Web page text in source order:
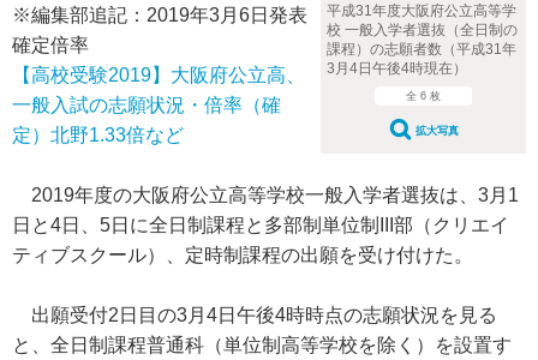
平成31年度大阪府公立高等学
校 一般入学者選抜（全日制の
課程）の志願者数（平成31年
3月4日午後4時現在）
全 6 枚
拡大写真
※編集部追記：2019年3月6日発表
確定倍率
【高校受験2019】大阪府公立高、
一般入試の志願状況・倍率（確
定）北野1.33倍など
2019年度の大阪府公立高等学校一般入学者選抜は、3月1
日と4日、5日に全日制課程と多部制単位制III部（クリエイ
ティブスクール）、定時制課程の出願を受け付けた。
出願受付2日目の3月4日午後4時時点の志願状況を見る
と、全日制課程普通科（単位制高等学校を除く）を設置す